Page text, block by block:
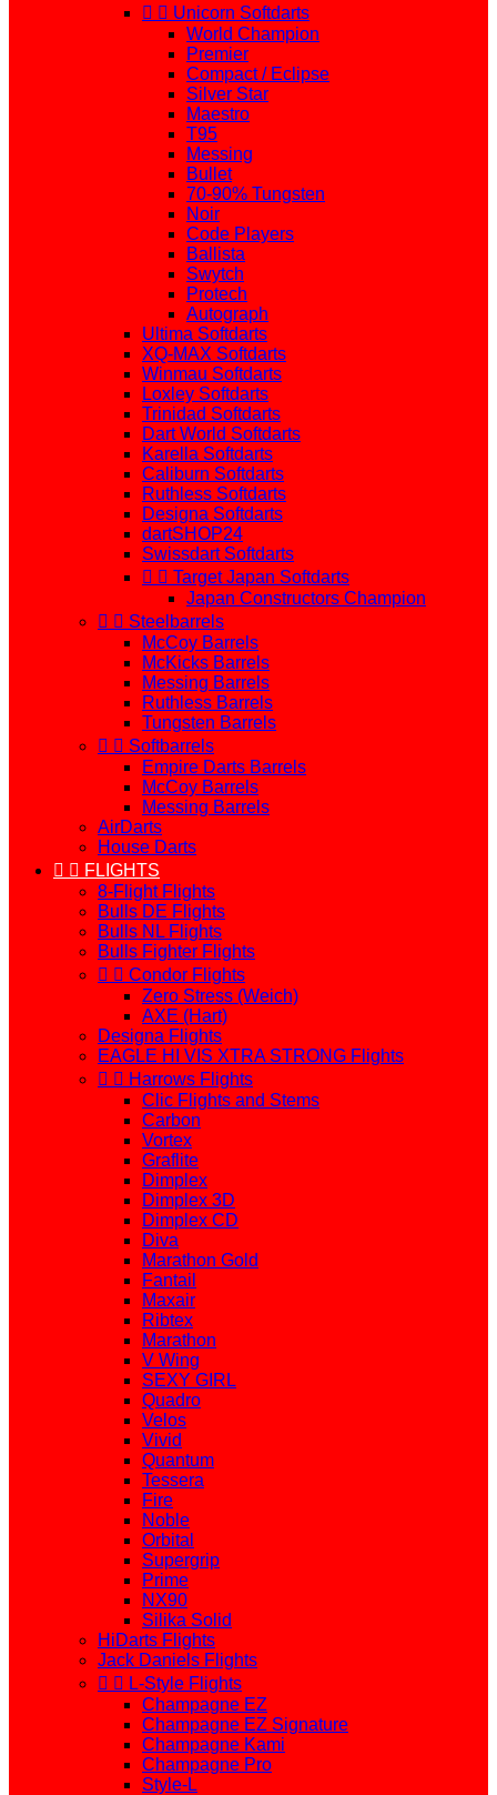
  Unicorn Softdarts
World Champion
Premier
Compact / Eclipse
Silver Star
Maestro
T95
Messing
Bullet
70-90% Tungsten
Noir
Code Players
Ballista
Swytch
Protech
Autograph
Ultima Softdarts
XQ-MAX Softdarts
Winmau Softdarts
Loxley Softdarts
Trinidad Softdarts
Dart World Softdarts
Karella Softdarts
Caliburn Softdarts
Ruthless Softdarts
Designa Softdarts
dartSHOP24
Swissdart Softdarts
  Target Japan Softdarts
Japan Constructors Champion
  Steelbarrels
McCoy Barrels
McKicks Barrels
Messing Barrels
Ruthless Barrels
Tungsten Barrels
  Softbarrels
Empire Darts Barrels
McCoy Barrels
Messing Barrels
AirDarts
House Darts
  FLIGHTS
8-Flight Flights
Bulls DE Flights
Bulls NL Flights
Bulls Fighter Flights
  Condor Flights
Zero Stress (Weich)
AXE (Hart)
Designa Flights
EAGLE HI VIS XTRA STRONG Flights
  Harrows Flights
Clic Flights and Stems
Carbon
Vortex
Graflite
Dimplex
Dimplex 3D
Dimplex CD
Diva
Marathon Gold
Fantail
Maxair
Ribtex
Marathon
V Wing
SEXY GIRL
Quadro
Velos
Vivid
Quantum
Tessera
Fire
Noble
Orbital
Supergrip
Prime
NX90
Silika Solid
HiDarts Flights
Jack Daniels Flights
  L-Style Flights
Champagne EZ
Champagne EZ Signature
Champagne Kami
Champagne Pro
Style-L